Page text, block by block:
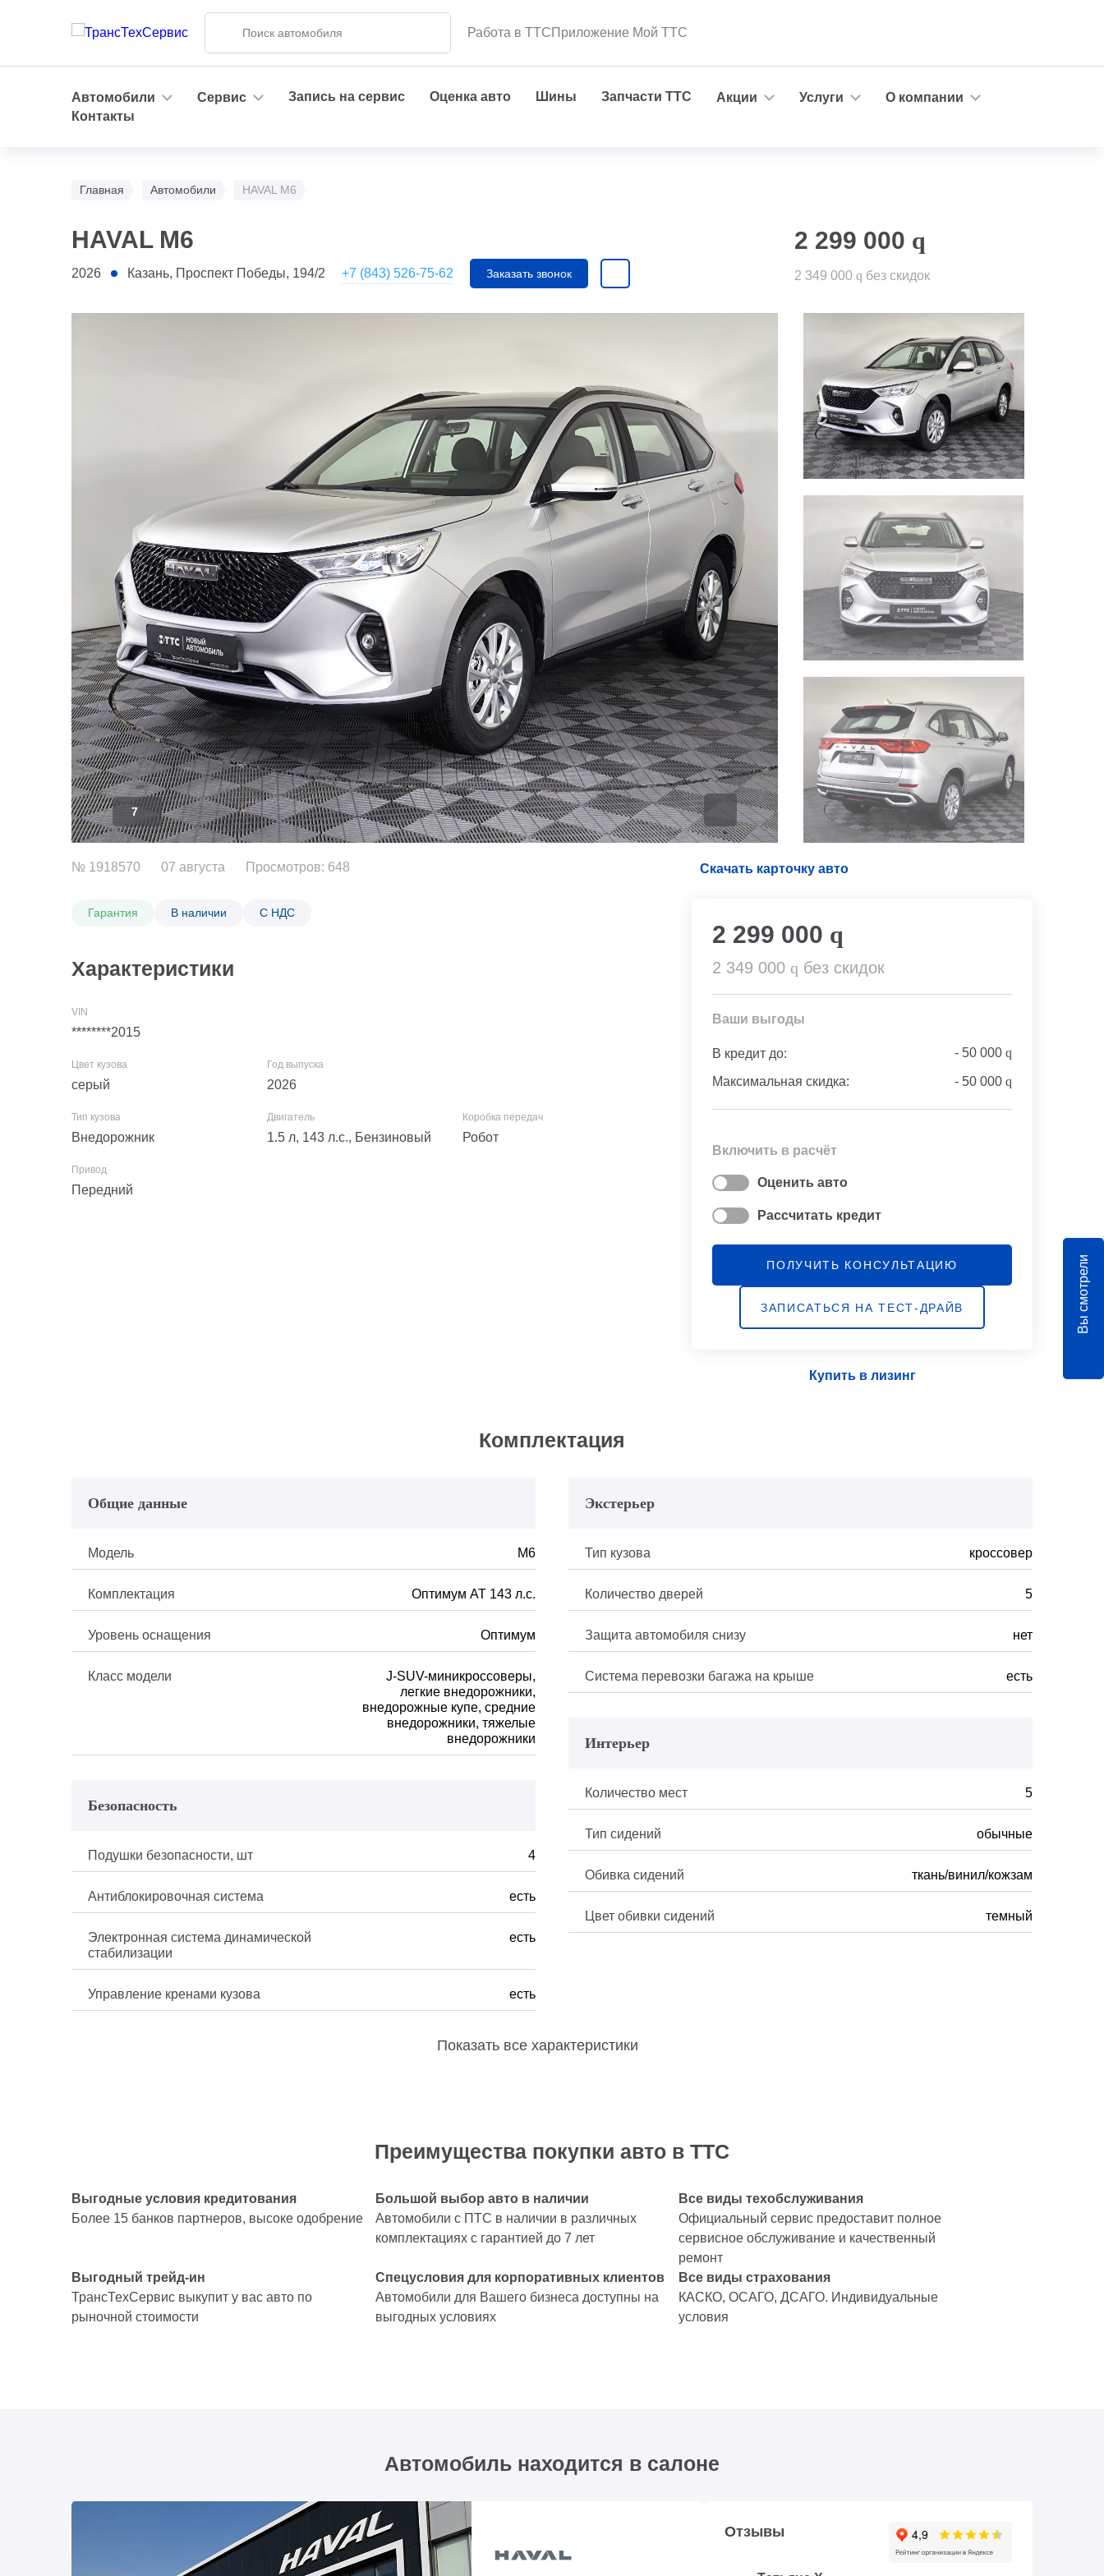
Работа в ТТСПриложение Мой ТТС
Автомобили Сервис Запись на сервис Оценка авто Шины Запчасти ТТС Акции Услуги
О компании
Контакты
Главная Автомобили HAVAL M6
HAVAL M6
2026 Казань, Проспект Победы, 194/2 +7 (843) 526-75-62 Заказать звонок
2 299 000 q
2 349 000 q без скидок
7
№ 1918570 07 августа Просмотров: 648
Гарантия В наличии С НДС
Характеристики
********2015
серый 2026
Внедорожник 1.5 л, 143 л.с., Бензиновый Робот
Передний
Скачать карточку авто
2 299 000 q
2 349 000 q без скидок
Ваши выгоды
В кредит до: - 50 000 q
Максимальная скидка: - 50 000 q
Включить в расчёт
Оценить авто
Рассчитать кредит
ПОЛУЧИТЬ КОНСУЛЬТАЦИЮ
ЗАПИСАТЬСЯ НА ТЕСТ-ДРАЙВ
Купить в лизинг
Комплектация
Общие данные
Модель M6
Комплектация Оптимум АТ 143 л.с.
Уровень оснащения Оптимум
Класс модели
J-SUV-миникроссоверы,
легкие внедорожники,
внедорожные купе, средние
внедорожники, тяжелые
внедорожники
Экстерьер
Тип кузова кроссовер
Количество дверей 5
Защита автомобиля снизу нет
Система перевозки багажа на крыше есть
Интерьер
Количество мест 5
Тип сидений обычные
Обивка сидений ткань/винил/кожзам
Цвет обивки сидений темный
Безопасность
Подушки безопасности, шт 4
Антиблокировочная система есть
Электронная система динамической
стабилизации
есть
Управление кренами кузова есть
Показать все характеристики
Преимущества покупки авто в ТТС
Выгодные условия кредитования
Более 15 банков партнеров, высоке одобрение
Большой выбор авто в наличии
Автомобили с ПТС в наличии в различных
комплектациях с гарантией до 7 лет
Все виды техобслуживания
Официальный сервис предоставит полное
сервисное обслуживание и качественный
ремонт
Выгодный трейд-ин
ТрансТехСервис выкупит у вас авто по
рыночной стоимости
Спецусловия для корпоративных клиентов
Автомобили для Вашего бизнеса доступны на
выгодных условиях
Все виды страхования
КАСКО, ОСАГО, ДСАГО. Индивидуальные
условия
Автомобиль находится в салоне
Отзывы
Вы смотрели